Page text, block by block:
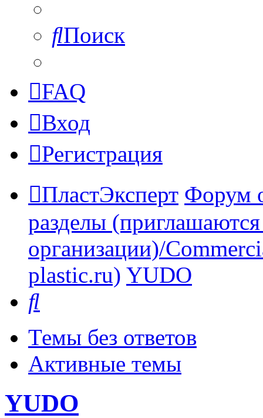
Поиск
FAQ
Вход
Регистрация
ПластЭксперт Форум
разделы
организации)/
plastic.ru) YUDO
Темы без ответов
Активные темы
YUDO